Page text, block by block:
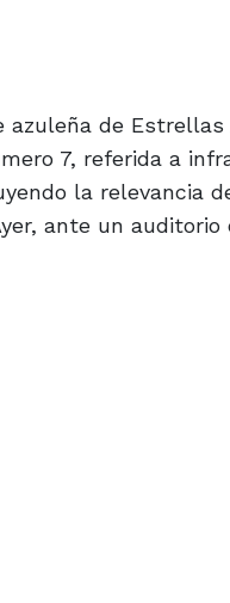
azuleña de
7, referida a
la relevancia
ante un